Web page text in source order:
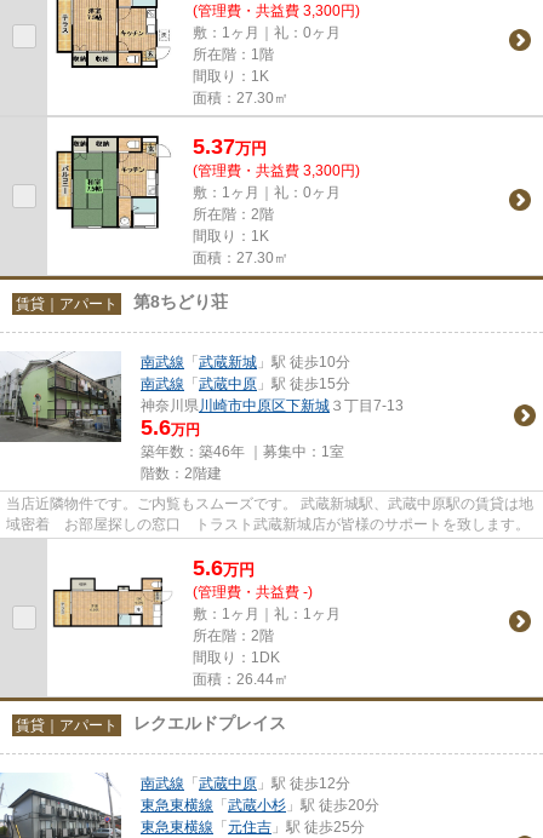
(管理費・共益費 3,300円)
敷：1ヶ月｜礼：0ヶ月
所在階：1階
間取り：1K
面積：27.30㎡
5.37万円
(管理費・共益費 3,300円)
敷：1ヶ月｜礼：0ヶ月
所在階：2階
間取り：1K
面積：27.30㎡
賃貸｜アパート 第8ちどり荘
南武線 「武蔵新城 」駅 徒歩10分
南武線 「武蔵中原 」駅 徒歩15分
神奈川県川崎市中原区下新城 ３丁目7-13
5.6万円
築年数：築46年 ｜募集中： 1室
階数：2階建
当店近隣物件です。ご内覧もスムーズです。 武蔵新城駅、武蔵中原駅の賃貸は地
域密着 お部屋探しの窓口 トラスト武蔵新城店が皆様のサポートを致します。
5.6万円
(管理費・共益費 -)
敷：1ヶ月｜礼：1ヶ月
所在階：2階
間取り：1DK
面積：26.44㎡
賃貸｜アパート レクエルドプレイス
南武線 「武蔵中原 」駅 徒歩12分
東急東横線 「武蔵小杉 」駅 徒歩20分
東急東横線 「元住吉 」駅 徒歩25分